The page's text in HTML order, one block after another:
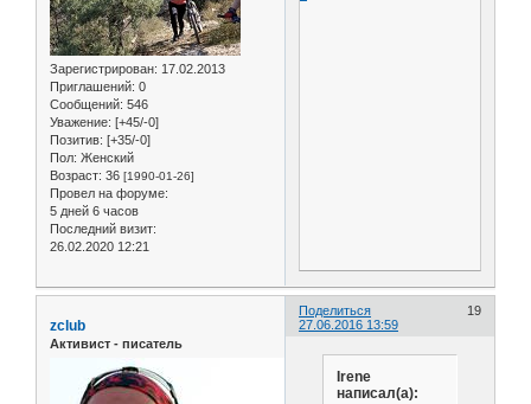
Зарегистрирован: 17.02.2013
Приглашений: 0
Сообщений: 546
Уважение: [+45/-0]
Позитив: [+35/-0]
Пол: Женский
Возраст: 36 [1990-01-26]
Провел на форуме:
5 дней 6 часов
Последний визит:
26.02.2020 12:21
Поделиться
19
27.06.2016 13:59
zclub
Активист - писатель
Irene
написал(а):